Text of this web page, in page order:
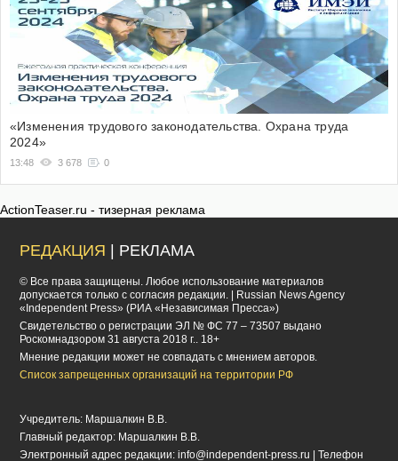
«Изменения трудового законодательства. Охрана труда
2024»
13:48 3 678 0
ActionTeaser.ru - тизерная реклама
РЕДАКЦИЯ | РЕКЛАМА
© Все права защищены. Любое использование материалов
допускается только с согласия редакции. | Russian News Agency
«Independent Press» (РИА «Независимая Пресса»)
Cвидетельство о регистрации ЭЛ № ФС 77 – 73507 выдано
Роскомнадзором 31 августа 2018 г.. 18+
Мнение редакции может не совпадать с мнением авторов.
Список запрещенных организаций на территории РФ
Учредитель: Маршалкин В.В.
Главный редактор: Маршалкин В.В.
Электронный адрес редакции:info@independent-press.ru | Телефон